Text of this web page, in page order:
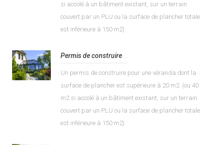
si accolé à un bâtiment existant, sur un terrain
couvert par un PLU ou la surface de plancher totale
est inférieure à 150 m2)
Permis de construire...
Un permis de construire pour une véranda dont la
surface de plancher est supérieure à 20 m2. (ou 40
m2 si accolé à un bâtiment existant, sur un terrain
couvert par un PLU ou la surface de plancher totale
est inférieure à 150 m2)